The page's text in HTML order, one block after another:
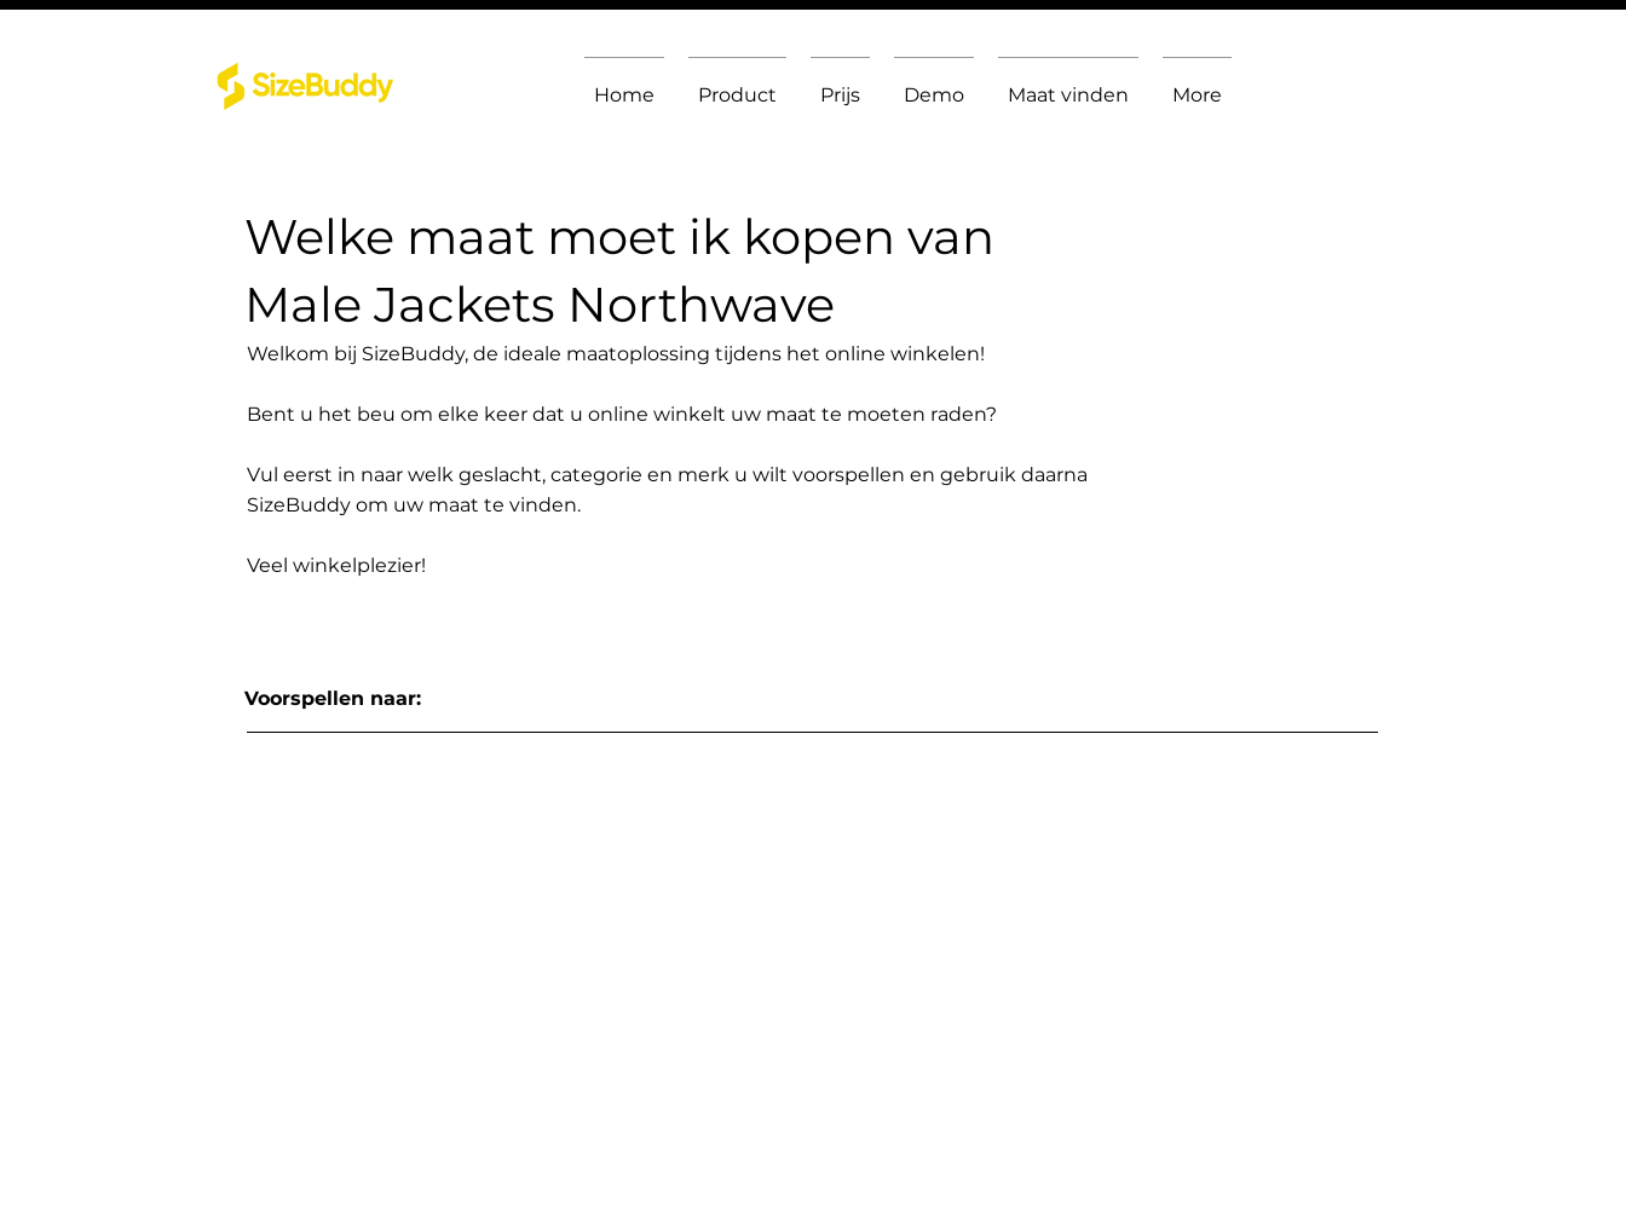
Home Product Prijs Demo Maat vinden More
Welke maat moet ik kopen van
Male Jackets Northwave
Welkom bij SizeBuddy, de ideale maatoplossing tijdens het online winkelen!
Bent u het beu om elke keer dat u online winkelt uw maat te moeten raden?
Vul eerst in naar welk geslacht, categorie en merk u wilt voorspellen en gebruik daarna
SizeBuddy om uw maat te vinden.
Veel winkelplezier!
Voorspellen naar: